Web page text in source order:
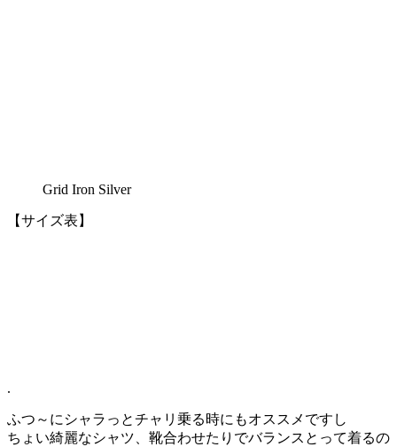
Grid Iron Silver
【サイズ表】
.
ふつ～にシャラっとチャリ乗る時にもオススメですし
ちょい綺麗なシャツ、靴合わせたりでバランスとって着るの